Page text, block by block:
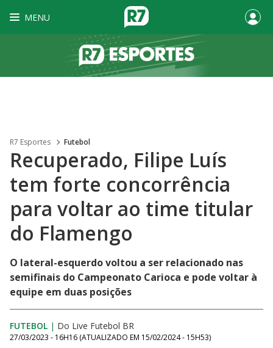
MENU
R7 Esportes Futebol
Recuperado, Filipe Luís
tem forte concorrência
para voltar ao time titular
do Flamengo
O lateral-esquerdo voltou a ser relacionado nas
semifinais do Campeonato Carioca e pode voltar à
equipe em duas posições
FUTEBOL | Do Live Futebol BR
27/03/2023 - 16H16 (ATUALIZADO EM 15/02/2024 - 15H53)